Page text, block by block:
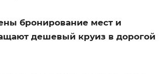
бронирование мест и
дешевый круиз в дорогой